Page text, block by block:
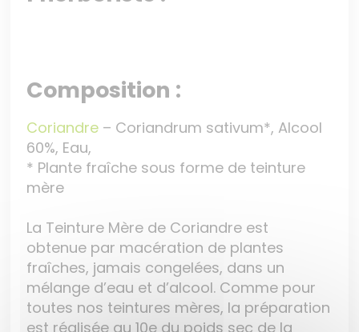
Composition :
Coriandre – Coriandrum sativum*, Alcool
60%, Eau,
* Plante fraîche sous forme de teinture
mère
La Teinture Mère de Coriandre est
obtenue par macération de plantes
fraîches, jamais congelées, dans un
mélange d’eau et d’alcool. Comme pour
toutes nos teintures mères, la préparation
est réalisée au 10e du poids sec de la